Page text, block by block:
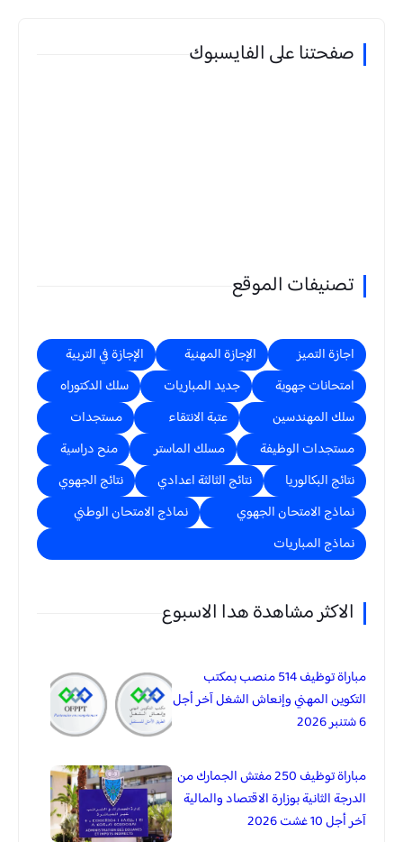
صفحتنا على الفايسبوك
تصنيفات الموقع
اجازة التميز الإجازة المهنية
الإجازة في التربية
امتحانات جهوية
جديد المباريات
سلك الدكتوراه
سلك المهندسين
عتبة الانتقاء
مستجدات
مستجدات الوظيفة
مسلك الماستر
منح دراسية
نتائج البكالوريا
نتائج الثالثة اعدادي
نتائج الجهوي
نماذج الامتحان الجهوي
نماذج الامتحان الوطني
نماذج المباريات
الاكثر مشاهدة هدا الاسبوع
مباراة توظيف 514 منصب بمكتب
التكوين المهني وإنعاش الشغل آخر أجل
6 شتنبر 2026
مباراة توظيف 250 مفتش الجمارك من
الدرجة الثانية بوزارة الاقتصاد والمالية
آخر أجل 10 غشت 2026